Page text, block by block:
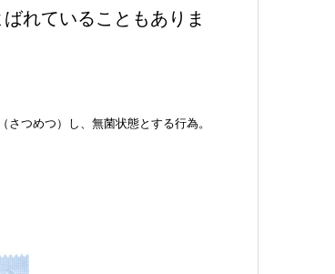
れていることもありま
つめつ）し、無菌状態とする行為。